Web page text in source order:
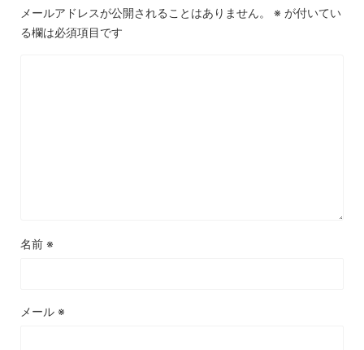
メールアドレスが公開されることはありません。 ※ が付いてい
る欄は必須項目です
名前 ※
メール ※